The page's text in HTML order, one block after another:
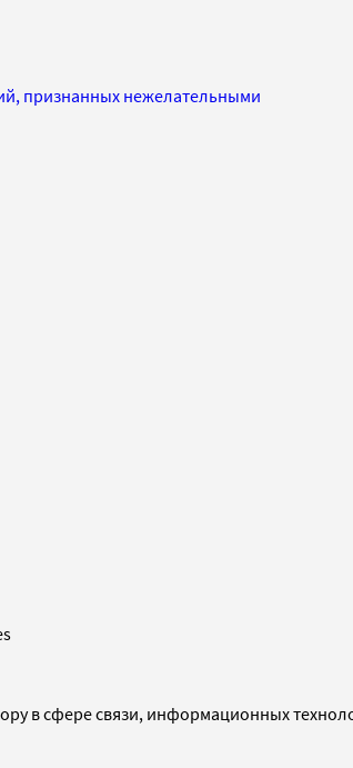
признанных нежелательными
в сфере связи, информационных